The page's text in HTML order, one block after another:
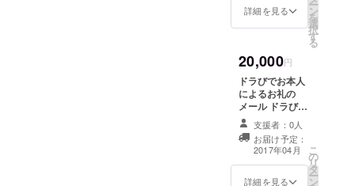
企画されて
近年では
平面映像か
ら3Dに移行
しレーザー
を使った作
品を多く発
表してい
る。また
詳細を見る ー
ン
を
選
択
す
る
20,000円
ドラびでお本人
によるお礼の
メール ドラびで
おステッカー(2
枚） ドラびでお
出演のライブに
ご招待（1回）
ドラびでお秘蔵
シークレット
支援者：0人
お届け予定：
2017年04月
詳細を見る
こ
の
リ
タ
ー
ン